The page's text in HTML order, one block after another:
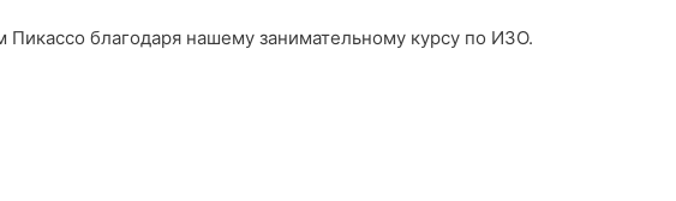
благодаря нашему занимательному курсу по ИЗО.